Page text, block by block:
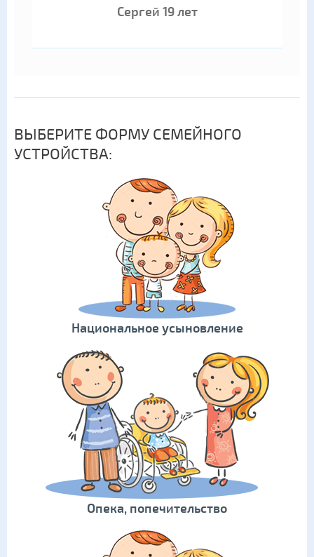
Сергей 19 лет
ВЫБЕРИТЕ ФОРМУ СЕМЕЙНОГО
УСТРОЙСТВА:
Национальное усыновление
Опека, попечительство